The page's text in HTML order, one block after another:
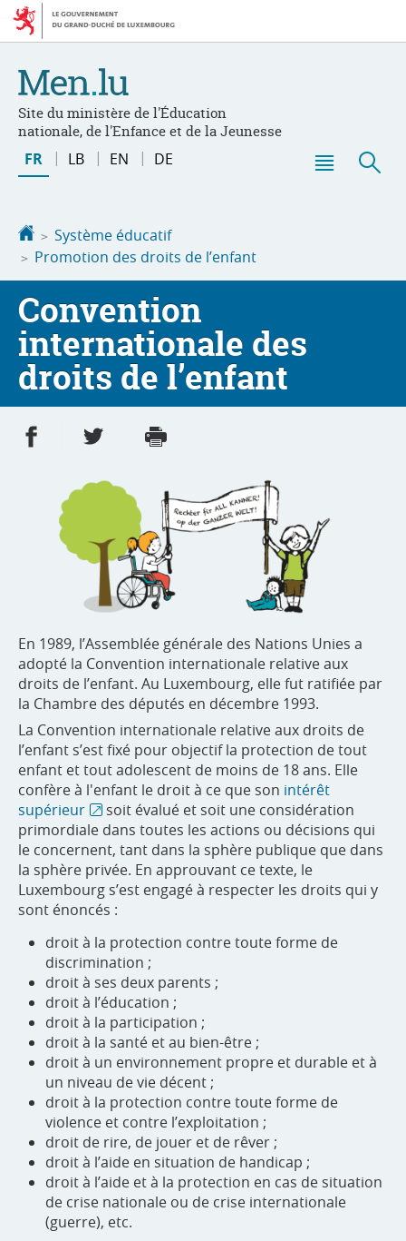
Aller
navigation
Aller
au
Site du ministère de l'Éducation
nationale, de l'Enfance et de la Jeunesse
Changer
de
FR LB EN DE
Accueil
Système éducatif
Promotion des droits de l’enfant
Convention
internationale des
droits de l’enfant
Partager sur Facebook
Partager sur Twitter
En 1989, l’Assemblée générale des Nations Unies a
adopté la Convention internationale relative aux
droits de l’enfant. Au Luxembourg, elle fut ratifiée par
la Chambre des députés en décembre 1993.
La Convention internationale relative aux droits de
l’enfant s’est fixé pour objectif la protection de tout
enfant et tout adolescent de moins de 18 ans. Elle
confère à l'enfant le droit à ce que son intérêt
supérieur
soit évalué et soit une considération
primordiale dans toutes les actions ou décisions qui
le concernent, tant dans la sphère publique que dans
la sphère privée. En approuvant ce texte, le
Luxembourg s’est engagé à respecter les droits qui y
sont énoncés :
droit à la protection contre toute forme de
discrimination ;
droit à ses deux parents ;
droit à l’éducation ;
droit à la participation ;
droit à la santé et au bien-être ;
droit à un environnement propre et durable et à
un niveau de vie décent ;
droit à la protection contre toute forme de
violence et contre l’exploitation ;
droit de rire, de jouer et de rêver ;
droit à l’aide en situation de handicap ;
droit à l’aide et à la protection en cas de situation
de crise nationale ou de crise internationale
(guerre), etc.